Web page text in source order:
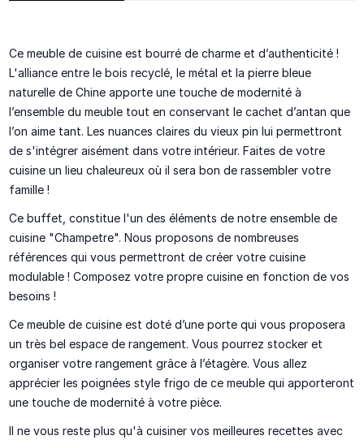
Ce meuble de cuisine est bourré de charme et d’authenticité !
L'alliance entrele bois recyclé, le métal et la pierre bleue
naturelle de Chine apporte une touche de modernité à
l’ensemble du meuble tout en conservantle cachet d’antan que
l’on aime tant. Les nuances claires du vieux pin lui permettront
de s'intégrer aisément dans votre intérieur. Faites de votre
cuisineun lieu chaleureux où il sera bon de rassembler votre
famille !
Ce buffet, constitue l'un des éléments de notre ensemble de
cuisine "Champetre". Nous proposons de nombreuses
références qui vous permettront de créer votre cuisine
modulable ! Composezvotre propre cuisine en fonction de vos
besoins !
Ce meuble de cuisine est doté d’une porte qui vous proposera
un très bel espace de rangement. Vous pourrez stocker et
organiser votre rangement grâce à l’étagère. Vous allez
apprécier les poignées style frigo de ce meuble qui apporteront
une touche de modernité à votre pièce.
Il ne vous reste plus qu'à cuisiner vos meilleures recettes avec